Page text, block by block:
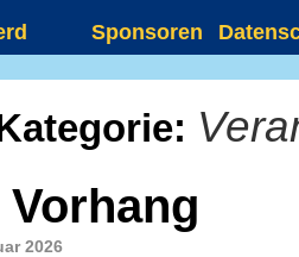
Sponsoren
2026